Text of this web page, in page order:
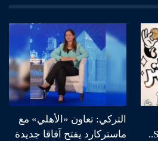
جديدة لعملاء حساب Start..
التركي: تعاون «الأهلي» مع
ماستركارد يفتح آفاقا جديدة